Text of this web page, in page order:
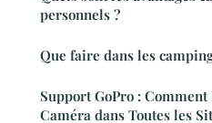
personnels ?
Que faire dans les
Support GoPro :
Caméra dans Toutes les